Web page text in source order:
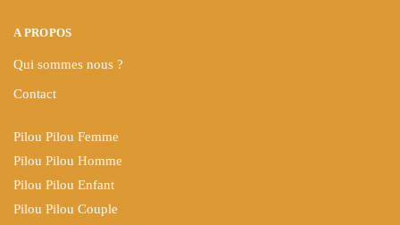
A PROPOS
Qui sommes nous ?
Contact
Pilou Pilou Femme
Pilou Pilou Homme
Pilou Pilou Enfant
Pilou Pilou Couple